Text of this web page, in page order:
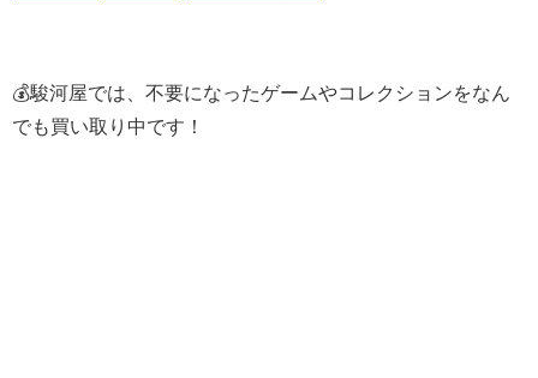
💰駿河屋では、不要になったゲームやコレクションをなん
でも買い取り中です！